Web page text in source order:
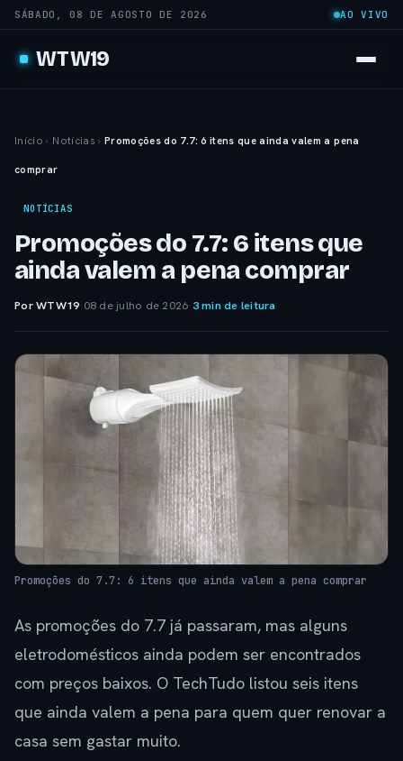
SÁBADO, 08 DE AGOSTO DE 2026 AO VIVO
WTW19
Início › Notícias › Promoções do 7.7: 6 itens que ainda valem a pena
comprar
NOTÍCIAS
Promoções do 7.7: 6 itens que
ainda valem a pena comprar
Por WTW19· 08 de julho de 2026·3 min de leitura
Promoções do 7.7: 6 itens que ainda valem a pena comprar
As promoções do 7.7 já passaram, mas alguns
eletrodomésticos ainda podem ser encontrados
com preços baixos. O TechTudo listou seis itens
que ainda valem a pena para quem quer renovar a
casa sem gastar muito.